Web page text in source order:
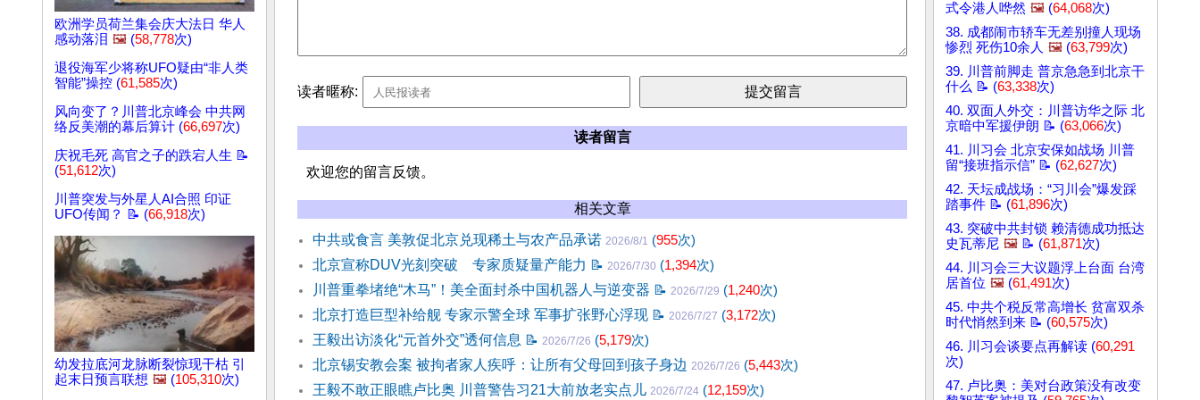
欧洲学员荷兰集会庆大法日 华人
感动落泪 🖼️ (58,778次)
退役海军少将称UFO疑由“非人类
智能”操控 (61,585次)
风向变了？川普北京峰会 中共网
络反美潮的幕后算计 (66,697次)
庆祝毛死 高官之子的跌宕人生 📝
(51,612次)
川普突发与外星人AI合照 印证
UFO传闻？ 📝 (66,918次)
幼发拉底河龙脉断裂惊现干枯 引
起末日预言联想 🖼️ (105,310次)
读者暱称:
读者留言
欢迎您的留言反馈。
相关文章
中共或食言 美敦促北京兑现稀土与农产品承诺 2026/8/1 (955次)
北京宣称DUV光刻突破 专家质疑量产能力 📝 2026/7/30 (1,394次)
川普重拳堵绝“木马”！美全面封杀中国机器人与逆变器 📝 2026/7/29 (1,240次)
北京打造巨型补给舰 专家示警全球 军事扩张野心浮现 📝 2026/7/27 (3,172次)
王毅出访淡化“元首外交”透何信息 📝 2026/7/26 (5,179次)
北京锡安教会案 被拘者家人疾呼：让所有父母回到孩子身边 2026/7/26 (5,443次)
王毅不敢正眼瞧卢比奥 川普警告习21大前放老实点儿 2026/7/24 (12,159次)
式令港人哗然 🖼️ (64,068次)
38. 成都闹市轿车无差别撞人现场
惨烈 死伤10余人 🖼️ (63,799次)
39. 川普前脚走 普京急急到北京干
什么 📝 (63,338次)
40. 双面人外交：川普访华之际 北
京暗中军援伊朗 📝 (63,066次)
41. 川习会 北京安保如战场 川普
留“接班指示信” 📝 (62,627次)
42. 天坛成战场：“习川会”爆发踩
踏事件 📝 (61,896次)
43. 突破中共封锁 赖清德成功抵达
史瓦蒂尼 🖼️ 📝 (61,871次)
44. 川习会三大议题浮上台面 台湾
居首位 🖼️ (61,491次)
45. 中共个税反常高增长 贫富双杀
时代悄然到来 📝 (60,575次)
46. 川习会谈要点再解读 (60,291
次)
47. 卢比奥：美对台政策没有改变